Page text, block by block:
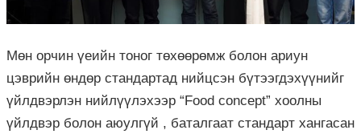
Мөн орчин үеийн тоног төхөөрөмж болон ариун
цэврийн өндөр стандартад нийцсэн бүтээгдэхүүнийг
үйлдвэрлэн нийлүүлэхээр “Food concept” хоолны
үйлдвэр болон аюулгүй , баталгаат стандарт хангасан